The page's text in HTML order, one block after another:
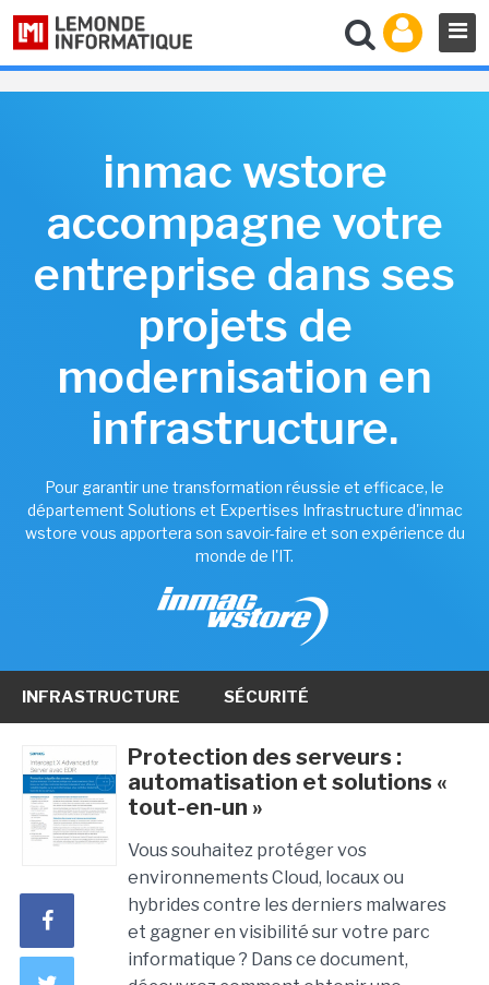
inmac wstore
accompagne votre
entreprise dans ses
projets de
modernisation en
infrastructure.
Pour garantir une transformation réussie et efficace, le
département Solutions et Expertises Infrastructure d'inmac
wstore vous apportera son savoir-faire et son expérience du
monde de l'IT.
INFRASTRUCTURE SÉCURITÉ
Protection des serveurs :
automatisation et solutions «
tout-en-un »
Vous souhaitez protéger vos
environnements Cloud, locaux ou
hybrides contre les derniers malwares
et gagner en visibilité sur votre parc
informatique ? Dans ce document,